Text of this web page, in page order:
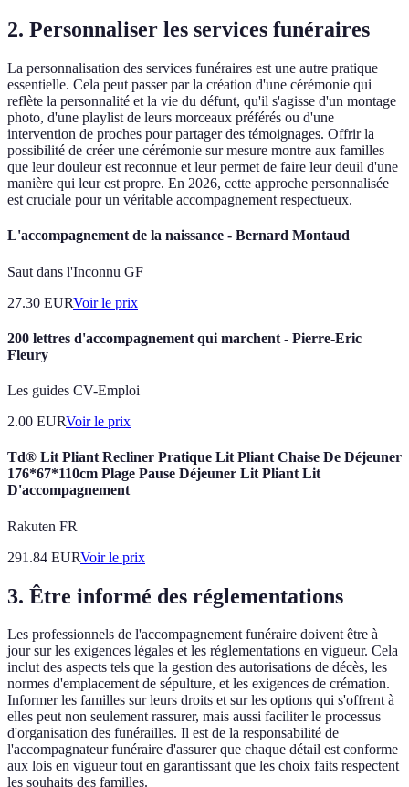
2. Personnaliser les services funéraires
La personnalisation des services funéraires est une autre pratique
essentielle. Cela peut passer par la création d'une cérémonie qui
reflète la personnalité et la vie du défunt, qu'il s'agisse d'un montage
photo, d'une playlist de leurs morceaux préférés ou d'une
intervention de proches pour partager des témoignages. Offrir la
possibilité de créer une cérémonie sur mesure montre aux familles
que leur douleur est reconnue et leur permet de faire leur deuil d'une
manière qui leur est propre. En 2026, cette approche personnalisée
est cruciale pour un véritable accompagnement respectueux.
L'accompagnement de la naissance - Bernard Montaud
Saut dans l'Inconnu GF
27.30 EURVoir le prix
200 lettres d'accompagnement qui marchent - Pierre-Eric
Fleury
Les guides CV-Emploi
2.00 EURVoir le prix
Td® Lit Pliant Recliner Pratique Lit Pliant Chaise De Déjeuner
176*67*110cm Plage Pause Déjeuner Lit Pliant Lit
D'accompagnement
Rakuten FR
291.84 EURVoir le prix
3. Être informé des réglementations
Les professionnels de l'accompagnement funéraire doivent être à
jour sur les exigences légales et les réglementations en vigueur. Cela
inclut des aspects tels que la gestion des autorisations de décès, les
normes d'emplacement de sépulture, et les exigences de crémation.
Informer les familles sur leurs droits et sur les options qui s'offrent à
elles peut non seulement rassurer, mais aussi faciliter le processus
d'organisation des funérailles. Il est de la responsabilité de
l'accompagnateur funéraire d'assurer que chaque détail est conforme
aux lois en vigueur tout en garantissant que les choix faits respectent
les souhaits des familles.